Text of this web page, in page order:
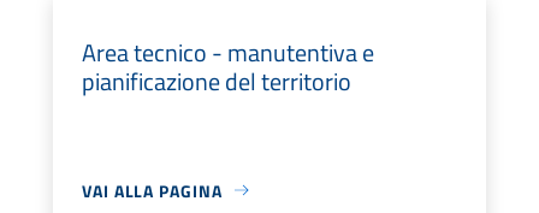
Area tecnico - manutentiva e
pianificazione del territorio
VAI ALLA PAGINA